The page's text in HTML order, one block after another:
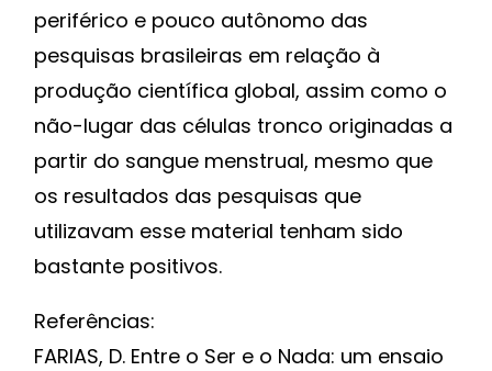
periférico e pouco autônomo das
pesquisas brasileiras em relação à
produção científica global, assim como o
não-lugar das células tronco originadas a
partir do sangue menstrual, mesmo que
os resultados das pesquisas que
utilizavam esse material tenham sido
bastante positivos.
Referências:
FARIAS, D. Entre o Ser e o Nada: um ensaio